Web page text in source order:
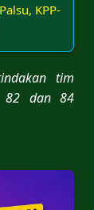
KPP-
tim
82 dan 84